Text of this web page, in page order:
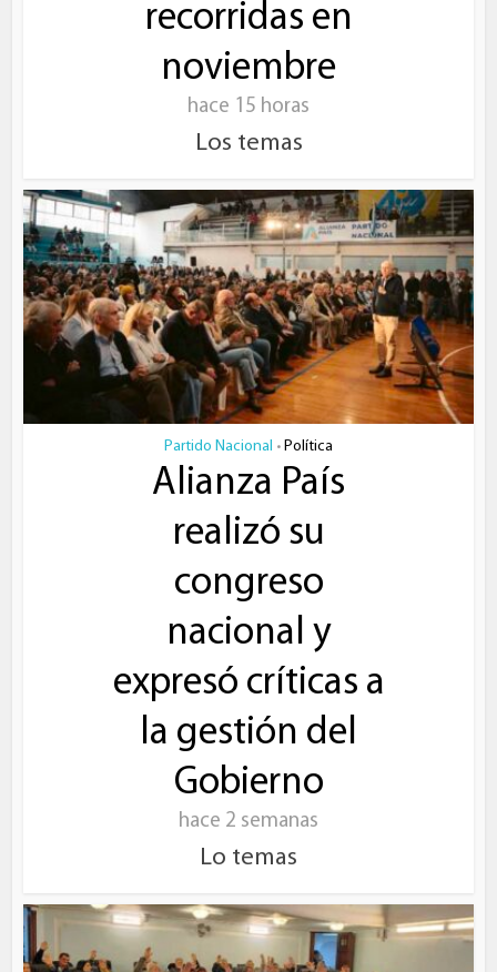
recorridas en
noviembre
hace 15 horas
Los temas
Partido Nacional • Política
Alianza País
realizó su
congreso
nacional y
expresó críticas a
la gestión del
Gobierno
hace 2 semanas
Lo temas